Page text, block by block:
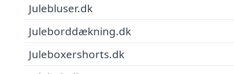
Julebluser.dk
Juleborddækning.dk
Juleboxershorts.dk